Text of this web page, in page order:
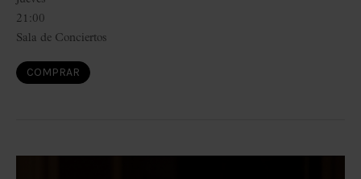
21:00
Sala de Conciertos
COMPRAR